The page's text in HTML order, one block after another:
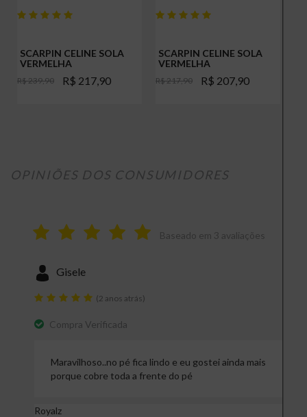
Cor
SCARPIN CELINE SOLA
VERMELHA
R$ 239,90 R$ 217,90
SCARPIN CELINE SOLA
VERMELHA
R$ 217,90 R$ 207,90
OPINIÕES DOS CONSUMIDORES
Baseado em 3 avaliações
Gisele
(2 anos atrás)
Compra Verificada
Maravilhoso..no pé fica lindo e eu gostei ainda mais
porque cobre toda a frente do pé
Royalz